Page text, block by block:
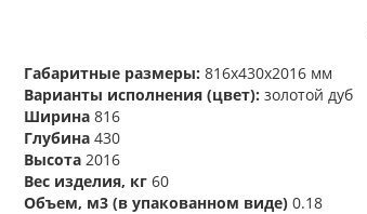
Габаритные размеры: 816х430х2016 мм
Варианты исполнения (цвет): золотой дуб
Ширина816
Глубина430
Высота2016
Вес изделия, кг60
Объем, м3 (в упакованном виде)0.18